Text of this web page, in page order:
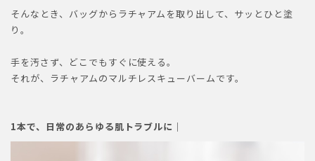
そんなとき、バッグからラチャアムを取り出して、サッとひと塗
り。
手を汚さず、どこでもすぐに使える。
それが、ラチャアムのマルチレスキューバームです。
1本で、日常のあらゆる肌トラブルに｜